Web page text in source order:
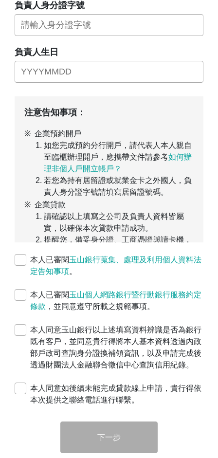
負責人身分證字號
負責人生日
注意告知事項：
企業預約開戶
如您完成預約分行開戶，請代表人本人親自
至臨櫃辦理開戶，應攜帶文件請參考如何辦
理非個人戶開立帳戶？
若您為持有居留證或就業金卡之外國人，負
責人身分證字號請填寫居留證號碼。
企業貸款
請確認以上填寫之公司及負責人資料皆屬
實，以確保本次貸款申請成功。
提醒您，備妥身分證、工商憑證與讀卡機，
請，請於線上完成申請後，將申請書列印，
親簽並蓋上公司大小章
持有居留證或就業金卡之外國人目前僅提供
企業預約開戶服務，無提供企業貸款線上申
玉山銀行未與任何代辦或行銷公司合作辦理
貸款事宜，申貸過程不會要求「先匯款」或
「收取服務費用或報酬」。
本行不接受以「現金」直接交付本貸款之有
本人已審閱玉山銀行蒐集、處理及利用個人資料法
定告知事項。
本人已審閱玉山個人網路銀行暨行動銀行服務約定
條款 ，並同意遵守所載之規範事項。
本人同意玉山銀行以上述填寫資料辨識是否為銀行
既有客戶，並同意貴行得將本人基本資料透過內政
部戶政司查詢身分證換補領資訊，以及申請完成後
透過財團法人金融聯合徵信中心查詢信用紀錄。
本人同意如後續未能完成貸款線上申請，貴行得依
本次提供之聯絡電話進行聯繫。